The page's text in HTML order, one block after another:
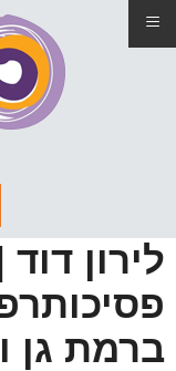
ברמת גן
≡